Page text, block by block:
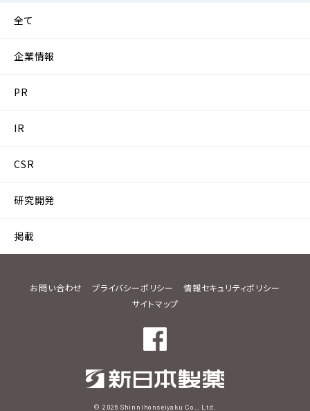
全て
企業情報
PR
IR
CSR
研究開発
掲載
お問い合わせ プライバシーポリシー
情報セキュリティポリシー
サイトマップ
© 2026 Shinnihonseiyaku Co., Ltd.